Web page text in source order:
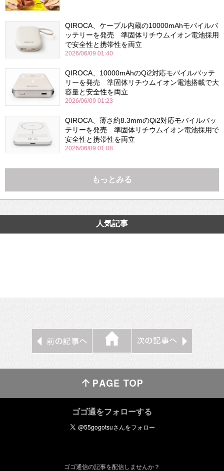
QIROCA、ケーブル内蔵の10000mAhモバイルバ
ッテリーを発売 準固体リチウムイオン電池採用
で安全性と携帯性を両立
2026/06/09 01:40
QIROCA、10000mAhのQi2対応モバイルバッテ
リーを発売 準固体リチウムイオン電池搭載で大
容量と安全性を両立
2026/06/09 01:23
QIROCA、薄さ約8.3mmのQi2対応モバイルバッ
テリーを発売 準固体リチウムイオン電池採用で
安全性と携帯性を両立
2026/06/09 01:08
もっとみる
人気記事
ゴゴ通をフォローする
ゴゴ通信の記事を配信しませんか？